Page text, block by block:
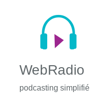
WebRadio
podcasting simplifié